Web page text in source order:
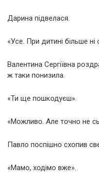
Дарина підвелася.
«Усе. При дитині більше ні
Валентина Сергіївна
ж таки понизила.
«Ти ще пошкодуєш».
«Можливо. Але точно не
Павло поспішно схопив
«Мамо, ходімо вже».